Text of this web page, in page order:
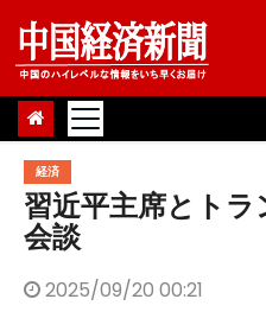
Skip
content
経済
習近平主席とト
会談
2025/09/20 00:21